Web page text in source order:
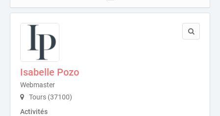
Isabelle Pozo
Webmaster
Tours (37100)
Activités